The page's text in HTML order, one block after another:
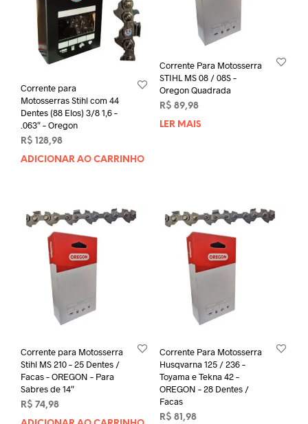
Corrente para
Motosserras Stihl com 44
Dentes (88 Elos) 3/8 1,6 –
.063″ – Oregon
R$ 128,98
ADICIONAR AO CARRINHO
Corrente Para Motosserra
STIHL MS 08 / 08S –
Oregon Quadrada
R$ 89,98
LER MAIS
Corrente para Motosserra
Stihl MS 210 – 25 Dentes /
Facas – OREGON – Para
Sabres de 14″
R$ 74,98
Corrente Para Motosserra
Husqvarna 125 / 236 –
Toyama e Tekna 42 –
OREGON – 28 Dentes /
Facas
R$ 81,98